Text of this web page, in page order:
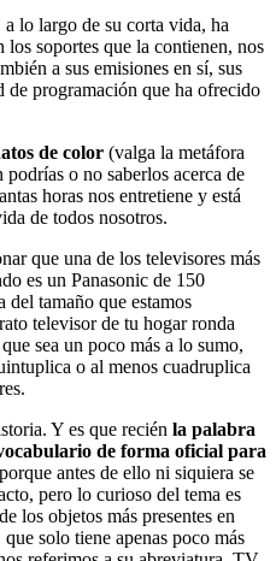
lo largo de su corta vida, ha
soportes que la contienen, nos
a sus emisiones en sí, sus
programación que ha ofrecido
de color (valga la metáfora
o no saberlos acerca de
horas nos entretiene y está
de todos nosotros.
que una de los televisores más
es un Panasonic de 150
del tamaño que estamos
televisor de tu hogar ronda
sea un poco más a lo sumo,
o al menos cuadruplica
Y es que recién la palabra
de forma oficial para
antes de ello ni siquiera se
pero lo curioso del tema es
los objetos más presentes en
solo tiene apenas poco más